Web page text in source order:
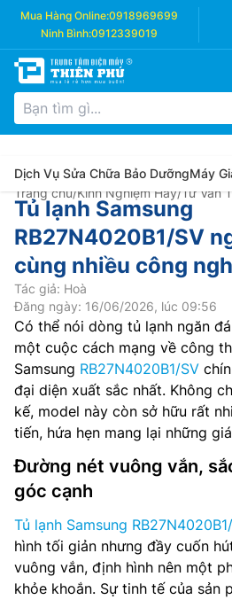
Mua Hàng Online:0918969699
Ninh Bình:0912339019
Dịch Vụ Sửa Chữa Bảo DưỡngMáy
Trang chủ/Kinh Nghiệm Hay/Tư Vấn
Tủ lạnh Samsung
RB27N4020B1/SV
cùng nhiều công
Tác giả: Hoà
Đăng ngày: 16/06/2026, lúc 09:56
Có thể nói dòng tủ lạnh ngăn
một cuộc cách mạng về công
Samsung RB27N4020B1/SV
đại diện xuất sắc nhất. Không
kế, model này còn sở hữu rất
tiến, hứa hẹn mang lại những
Đường nét vuông vắn,
góc cạnh
Tủ lạnh Samsung
hình tối giản nhưng đầy cuốn
vuông vắn, định hình nên một
khỏe khoắn. Sự tinh tế của sản